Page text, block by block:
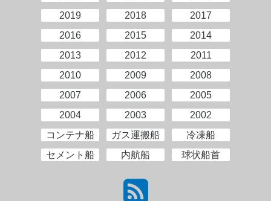
2019
2018
2017
2016
2015
2014
2013
2012
2011
2010
2009
2008
2007
2006
2005
2004
2003
2002
コンテナ船
ガス運搬船
冷凍船
セメント船
内航船 球状船首